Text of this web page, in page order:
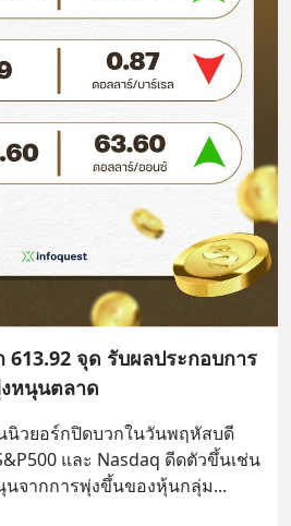
จุด รับผลประกอบการ
หนุนตลาด
วยอร์กปิดบวกในวันพฤหัสบดี
และ Nasdaq ดีดตัวขึ้นเช่น
นจากการพุ่งขึ้นของหุ้นกลุ่ม...